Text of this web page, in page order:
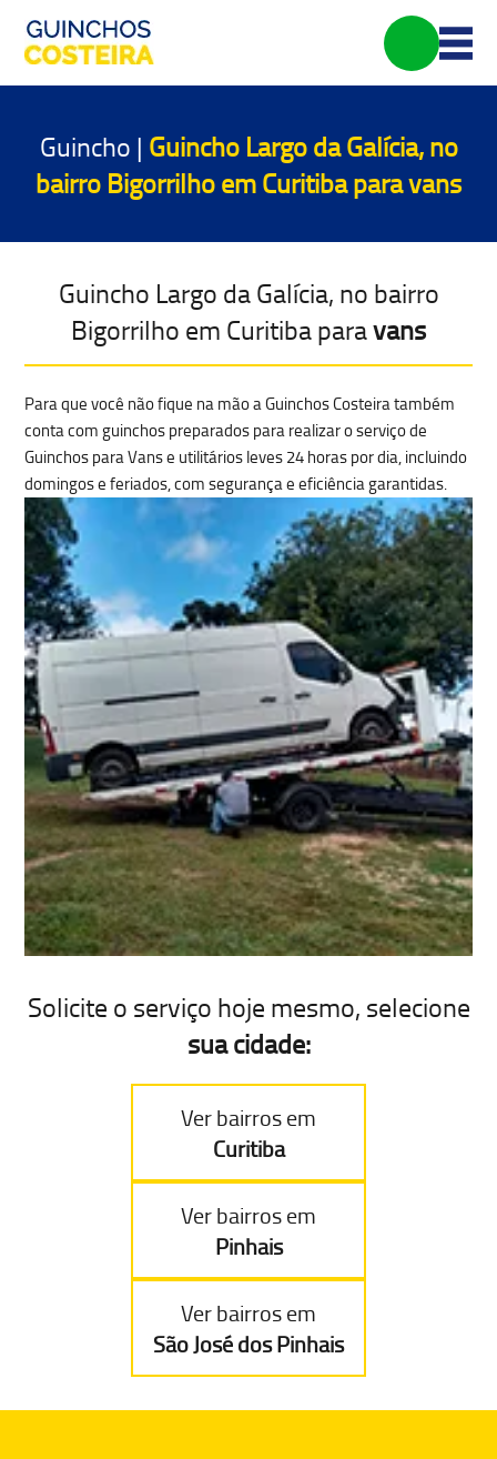
Guincho | Guincho Largo da Galícia, no
bairro Bigorrilho em Curitiba paravans
Guincho Largo da Galícia, no bairro
Bigorrilho em Curitiba paravans
Para que você não fique na mão a Guinchos Costeira também
conta com guinchos preparados para realizar o serviço de
Guinchos para Vans e utilitários leves 24 horas por dia, incluindo
domingos e feriados, comsegurança e eficiência garantidas.
Solicite o serviço hoje mesmo, selecione
sua cidade:
Ver bairros em
Curitiba
Ver bairros em
Pinhais
Ver bairros em
São José dos Pinhais